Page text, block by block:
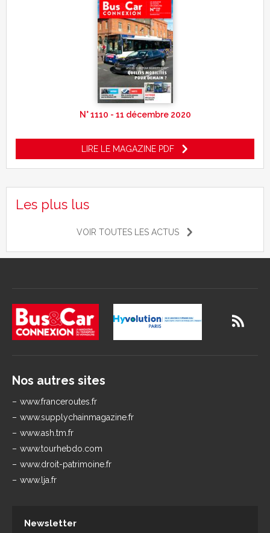
N° 1110 - 11 décembre 2020
LIRE LE MAGAZINE PDF
Les plus lus
VOIR TOUTES LES ACTUS
Nos autres sites
www.franceroutes.fr
www.supplychainmagazine.fr
www.ash.tm.fr
www.tourhebdo.com
www.droit-patrimoine.fr
www.lja.fr
Newsletter